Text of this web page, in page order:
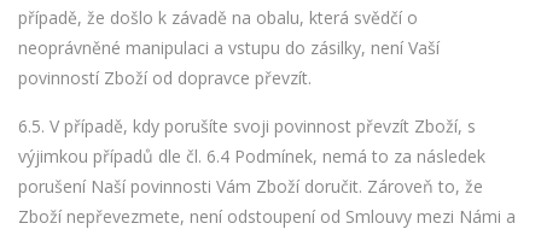
případě, že došlo k závadě na obalu, která svědčí o
neoprávněné manipulaci a vstupu do zásilky, není Vaší
povinností Zboží od dopravce převzít.
6.5. V případě, kdy porušíte svoji povinnost převzít Zboží, s
výjimkou případů dle čl. 6.4 Podmínek, nemá to za následek
porušení Naší povinnosti Vám Zboží doručit. Zároveň to, že
Zboží nepřevezmete, není odstoupení od Smlouvy mezi Námi a